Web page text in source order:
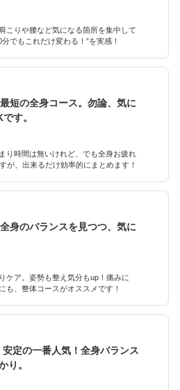
こりや腰など気になる箇所を集中して
でもこれだけ変わる！”を実感！
の全身コース。勿論、気に
す。
り時間は無いけれど、でも全身お疲れ
が、出来るだけ効率的にまとめます！
のバランスを見つつ、気に
ケア。姿勢も整え気分もup！痛みに
も、整体コースがオススメです！
の一番人気！全身バランス
り。